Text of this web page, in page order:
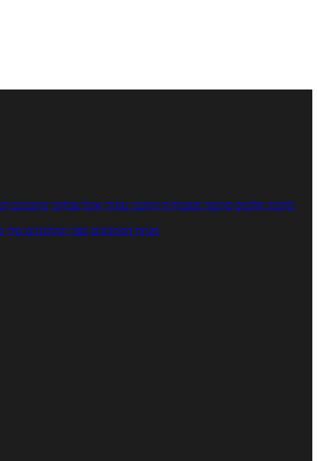
מתכוני סלטים מתכוני פשטידות מתכוני עוגות אוכל צמחוני מתכונים
מנתח המתכונים ספר המתכונים שלי